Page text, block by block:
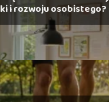
i rozwoju osobistego?